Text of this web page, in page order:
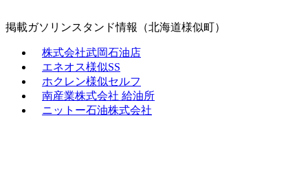
掲載ガソリンスタンド情報（北海道様似町）
株式会社武岡石油店
エネオス様似SS
ホクレン様似セルフ
南産業株式会社 給油所
ニットー石油株式会社